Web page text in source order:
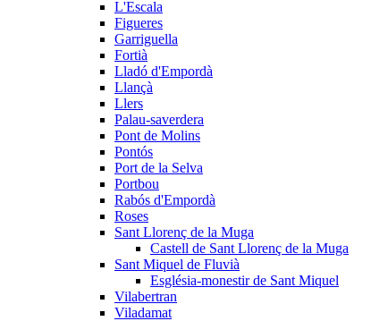
L'Escala
Figueres
Garriguella
Fortià
Lladó d'Empordà
Llançà
Llers
Palau-saverdera
Pont de Molins
Pontós
Port de la Selva
Portbou
Rabós d'Empordà
Roses
Sant Llorenç de la Muga
Castell de Sant Llorenç de la Muga
Sant Miquel de Fluvià
Església-monestir de Sant Miquel
Vilabertran
Viladamat